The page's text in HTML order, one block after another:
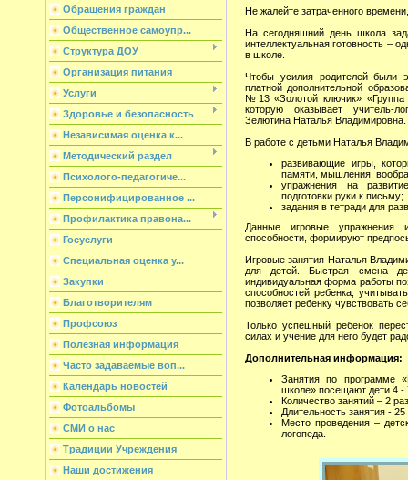
Обращения граждан
Общественное самоупр...
Структура ДОУ
Организация питания
Услуги
Здоровье и безопасность
Независимая оценка к...
Методический раздел
Психолого-педагогиче...
Персонифицированное ...
Профилактика правона...
Госуслуги
Специальная оценка у...
Закупки
Благотворителям
Профсоюз
Полезная информация
Часто задаваемые воп...
Календарь новостей
Фотоальбомы
СМИ о нас
Традиции Учреждения
Наши достижения
Не жалейте затраченного
На сегодняшний день школа
интеллектуальная готовность –
в школе.
Чтобы усилия родителей были
платной дополнительной
№13 «Золотой ключик» «Группа
которую оказывает учитель-
Зелютина Наталья Владимировна.
В работе с детьми Наталья
развивающие игры,
памяти, мышления,
упражнения на
подготовки руки к письму;
задания в тетради для
Данные игровые упражнения
способности, формируют
Игровые занятия Наталья
для детей. Быстрая смена
индивидуальная форма работы
способностей ребенка,
позволяет ребенку чувствовать
Только успешный ребенок
силах и учение для него будет
Дополнительная информация:
Занятия по программе
школе» посещают дети 4 -
Количество занятий – 2
Длительность занятия -
Место проведения –
логопеда.